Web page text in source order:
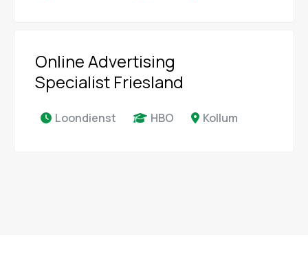
Online Advertising
Specialist Friesland
Loondienst HBO Kollum